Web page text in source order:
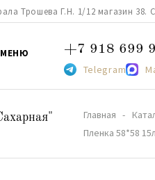
Трошева Г.Н. 1/12 магазин 38.
МЕНЮ +7 918 699
Telegram
Главная
Пленка 58*58